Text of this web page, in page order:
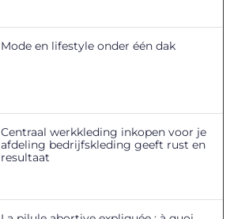
Mode en lifestyle onder één dak
Centraal werkkleding inkopen voor je
afdeling bedrijfskleding geeft rust en
resultaat